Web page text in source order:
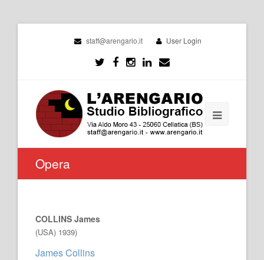
staff@arengario.it User Login
Opera
COLLINS James
(USA) 1939)
James Collins